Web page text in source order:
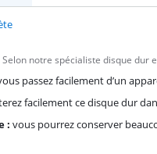
Selon notre spécialiste disque dur
passez facilement d’un
facilement ce disque dur
: vous pourrez conserver